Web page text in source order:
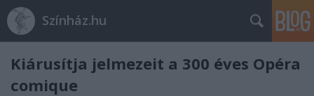
Színház.hu
Kiárusítja jelmezeit a 300 éves Opéra
comique